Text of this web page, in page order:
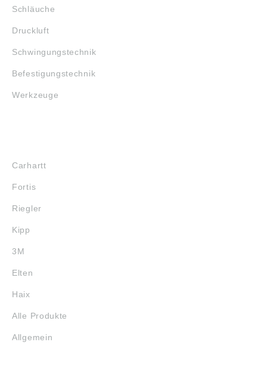
Schläuche
Druckluft
Schwingungstechnik
Befestigungstechnik
Werkzeuge
Carhartt
Fortis
Riegler
Kipp
3M
Elten
Haix
Alle Produkte
Allgemein